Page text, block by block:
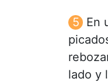
En
lado y